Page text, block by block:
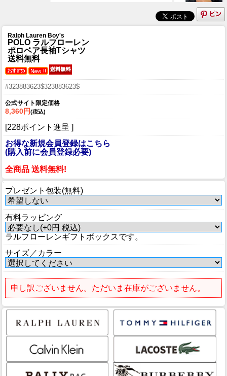
Ralph Lauren Boy's
POLO ラルフローレン
ポロベア長袖Tシャツ
送料無料
#323883623$323883623$
公式サイト限定価格
8,360円(税込)
[228ポイント進呈 ]
お得な新規会員登録はこちら
(購入前に会員登録必要)
全商品 送料無料!
プレゼント包装(無料)
有料ラッピング
ラルフローレンギフトボックスです。
サイズ／カラー
申し訳ございません。ただいま在庫がございません。